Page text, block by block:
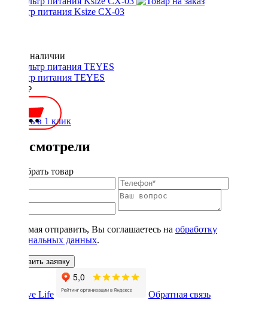
Фильтр питания Ksize CX-03
Нет в наличии
Фильтр питания TEYES
1650 ₽
Купить в 1 клик
Вы смотрели
Подобрать товар
Нажимая отправить, Вы соглашаетесь на обработку
персональных данных.
Оставить заявку
Обратная связь